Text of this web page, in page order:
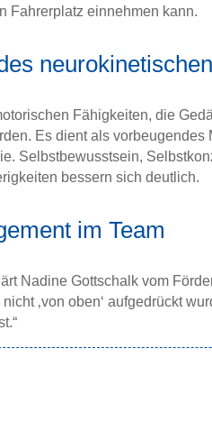
Fahrerplatz einnehmen kann.
Fähigkeiten, die
Es dient als vorbeugendes
Selbstbewusstsein,
bessern sich deutlich.
im Team
Nadine Gottschalk vom
‚von oben‘ aufgedrückt